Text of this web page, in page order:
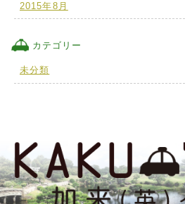
2015年8月
カテゴリー
未分類